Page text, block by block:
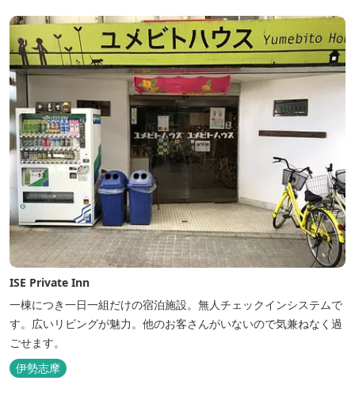
ISE Private Inn
一棟につき一日一組だけの宿泊施設。無人チェックインシステムで
す。広いリビングが魅力。他のお客さんがいないので気兼ねなく過
ごせます。
伊勢志摩